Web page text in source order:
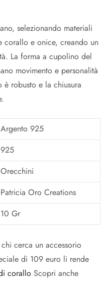
selezionando materiali
corallo e onice, creando un
La forma a cupolino del
movimento e personalità
robusto e la chiusura
Argento 925
925
Orecchini
Patricia Oro Creations
10 Gr
cerca un accessorio
di 109 euro li rende
corallo Scopri anche